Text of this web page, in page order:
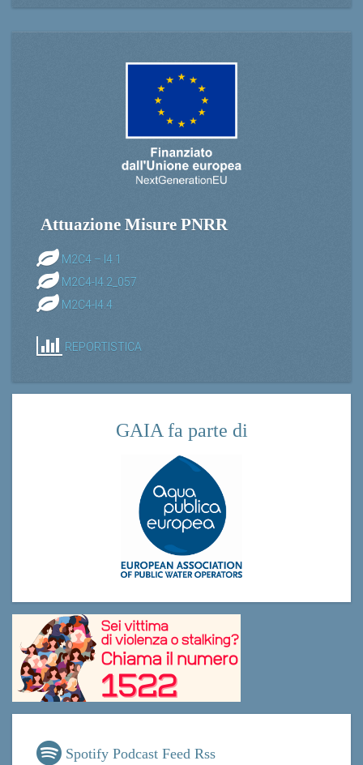
Attuazione Misure PNRR
M2C4 – I4.1
M2C4-I4.2_057
M2C4-I4.4
REPORTISTICA
GAIA fa parte di
Spotify Podcast Feed Rss